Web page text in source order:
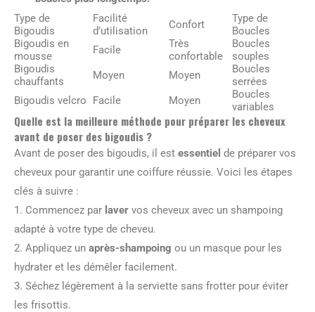
Type de
Bigoudis
Facilité
d’utilisation
Confort
Type de
Boucles
Bigoudis en
mousse
Facile
Très
confortable
Boucles
souples
Bigoudis
chauffants
Moyen Moyen
Boucles
serrées
Bigoudis velcro
Facile Moyen
Boucles
variables
Quelle est la meilleure méthode pour préparer les cheveux
avant de poser des bigoudis ?
Avant de poser des bigoudis, il est essentiel de préparer vos
cheveux pour garantir une coiffure réussie. Voici les étapes
clés à suivre :
1. Commencez par laver vos cheveux avec un shampoing
adapté à votre type de cheveu.
2. Appliquez un après-shampoing ou un masque pour les
hydrater et les démêler facilement.
3. Séchez légèrement à la serviette sans frotter pour éviter
les frisottis.